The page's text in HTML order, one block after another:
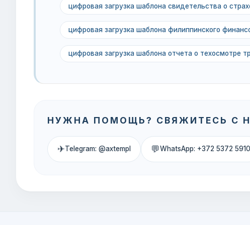
цифровая загрузка шаблона свидетельства о
цифровая загрузка шаблона филиппинского
цифровая загрузка шаблона отчета о техосмотре
НУЖНА ПОМОЩЬ? СВЯЖИТЕСЬ С
✈Telegram: @axtempl 💬WhatsApp: +372 5372 5910